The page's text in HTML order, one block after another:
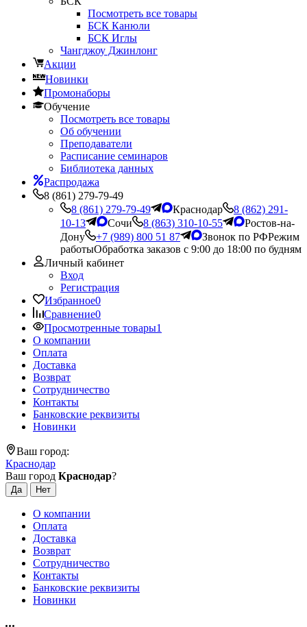
Посмотреть все товары
БСК Канюли
БСК Иглы
Чангджоу Джинлонг
Акции
Новинки
Промонаборы
Обучение
Посмотреть все товары
Об обучении
Преподаватели
Расписание семинаров
Библиотека данных
Распродажа
8 (861) 279-79-49
8 (861) 279-79-49
Краснодар
8 (862) 291-
10-13
Сочи 8 (863) 310-10-55
Ростов-на-
Дону
+7 (989) 800 51 87 Звонок по РФРежим
работыОбработка заказов с 9:00 до 18:00 по будням
Личный кабинет
Вход
Регистрация
Избранное0
Сравнение0
Просмотренные товары1
О компании
Оплата
Доставка
Возврат
Сотрудничество
Контакты
Банковские реквизиты
Новинки
Ваш город:
Краснодар
Ваш город Краснодар?
О компании
Оплата
Доставка
Возврат
Сотрудничество
Контакты
Банковские реквизиты
Новинки